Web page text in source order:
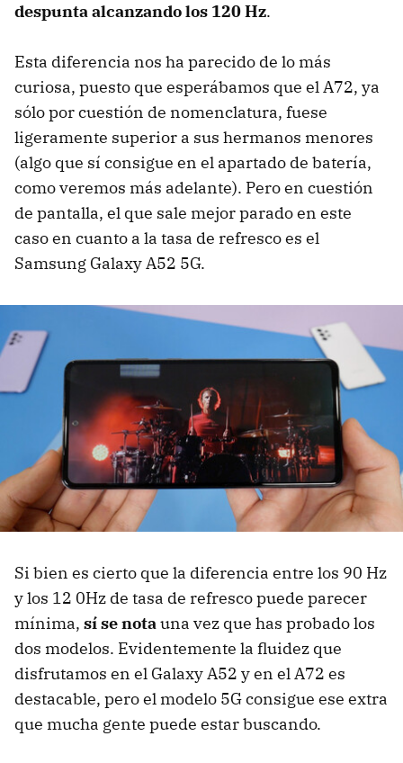
despunta alcanzando los 120 Hz.
Esta diferencia nos ha parecido de lo más
curiosa, puesto que esperábamos que el A72, ya
sólo por cuestión de nomenclatura, fuese
ligeramente superior a sus hermanos menores
(algo que sí consigue en el apartado de batería,
como veremos más adelante). Pero en cuestión
de pantalla, el que sale mejor parado en este
caso en cuanto a la tasa de refresco es el
Samsung Galaxy A52 5G.
Si bien es cierto que la diferencia entre los 90 Hz
y los 12 0Hz de tasa de refresco puede parecer
mínima, sí se notauna vez que has probado los
dos modelos. Evidentemente la fluidez que
disfrutamos en el Galaxy A52 y en el A72 es
destacable, pero el modelo 5G consigue ese extra
que mucha gente puede estar buscando.